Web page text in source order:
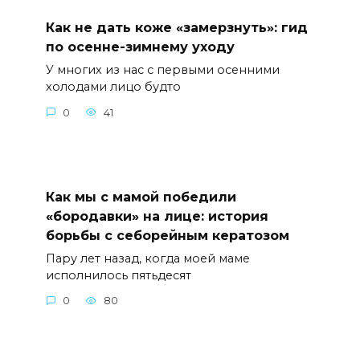
Как не дать коже «замерзнуть»: гид
по осенне-зимнему уходу
У многих из нас с первыми осенними
холодами лицо будто
0 41
Как мы с мамой победили
«бородавки» на лице: история
борьбы с себорейным кератозом
Пару лет назад, когда моей маме
исполнилось пятьдесят
0 80